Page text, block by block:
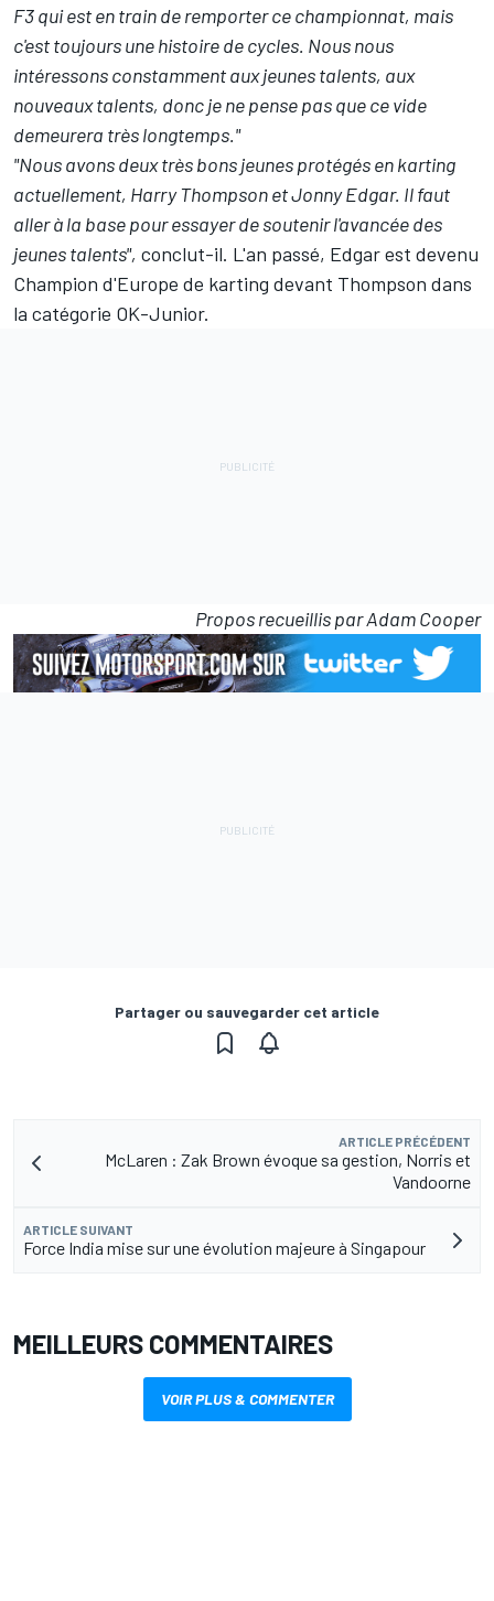
F3 qui est en train de remporter ce championnat, mais
c'est toujours une histoire de cycles. Nous nous
intéressons constamment aux jeunes talents, aux
nouveaux talents, donc je ne pense pas que ce vide
demeurera très longtemps."
"Nous avons deux très bons jeunes protégés en karting
actuellement, Harry Thompson et Jonny Edgar. Il faut
aller à la base pour essayer de soutenir l'avancée des
jeunes talents", conclut-il. L'an passé, Edgar est devenu
Champion d'Europe de karting devant Thompson dans
la catégorie OK-Junior.
Propos recueillis par Adam Cooper
Partager ou sauvegarder cet article
ARTICLE PRÉCÉDENT
McLaren : Zak Brown évoque sa gestion, Norris et
Vandoorne
ARTICLE SUIVANT
Force India mise sur une évolution majeure à Singapour
MEILLEURS COMMENTAIRES
VOIR PLUS & COMMENTER